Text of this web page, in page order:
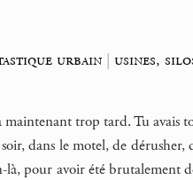
urbain |usines,
trop tard. Tu avais
dans le motel, de dérusher,
là, pour avoir été brutalement